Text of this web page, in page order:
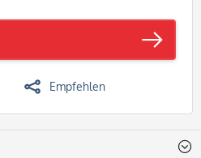
Empfehlen